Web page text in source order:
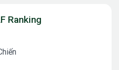
Ranking